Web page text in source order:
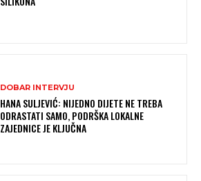
DOBAR INTERVJU
HANA SULJEVIĆ: NIJEDNO DIJETE NE TREBA
ODRASTATI SAMO, PODRŠKA LOKALNE
ZAJEDNICE JE KLJUČNA